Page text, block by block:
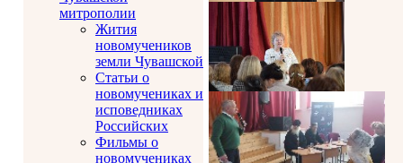
митрополии
Жития
новомучеников
земли Чувашской
Статьи о
новомучениках и
исповедниках
Российских
Фильмы о
новомучениках